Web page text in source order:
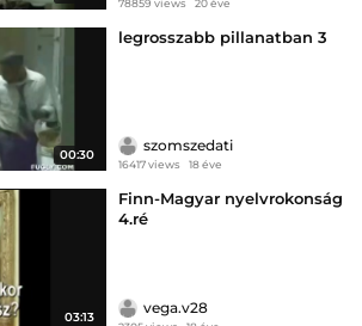
78859 views 20 éve
00:30
legrosszabb pillanatban 3
szomszedati
16417 views 18 éve
03:13
Finn-Magyar nyelvrokonság
4.ré
vega.v28